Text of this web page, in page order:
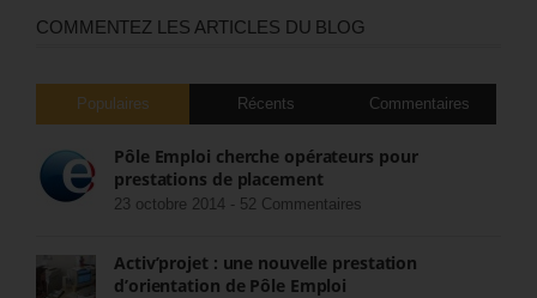
COMMENTEZ LES ARTICLES DU BLOG
Populaires Récents Commentaires
Pôle Emploi cherche opérateurs pour
prestations de placement
23 octobre 2014 - 52 Commentaires
Activ’projet : une nouvelle prestation
d’orientation de Pôle Emploi